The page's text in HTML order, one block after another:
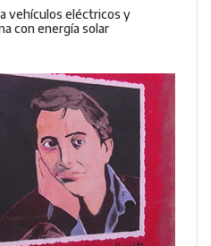
vehículos eléctricos y
con energía solar